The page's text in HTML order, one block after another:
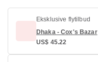
Eksklusive flytilbud
Dhaka - Cox's Bazar
US$ 45.22